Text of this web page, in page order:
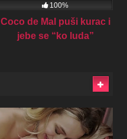
100%
Coco de Mal puši kurac i
jebe se “ko luda”